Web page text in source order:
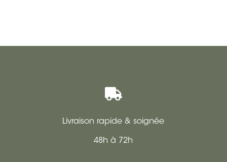

Livraison rapide & soignée
48h à 72h